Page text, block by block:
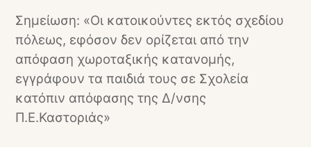
Σημείωση: «Οι κατοικούντες εκτός σχεδίου
πόλεως, εφόσον δεν ορίζεται από την
απόφαση χωροταξικής κατανομής,
εγγράφουν τα παιδιά τους σε Σχολεία
κατόπιν απόφασης της Δ/νσης
Π.Ε.Καστοριάς»